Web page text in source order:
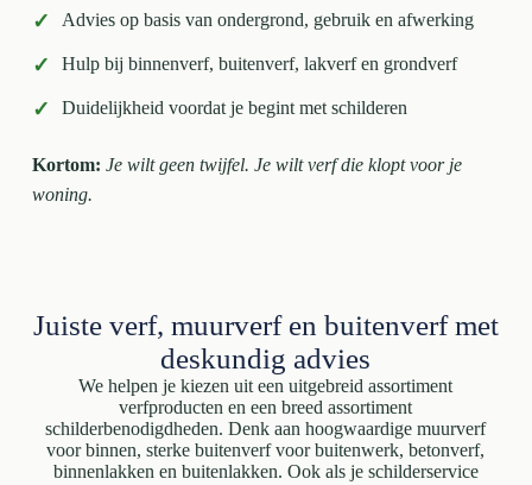
✓ Advies op basis van ondergrond, gebruik en afwerking
✓ Hulp bij binnenverf, buitenverf, lakverf en grondverf
✓ Duidelijkheid voordat je begint met schilderen
Kortom: Je wilt geen twijfel. Je wilt verf die klopt voor je
woning.
Juiste verf, muurverf en buitenverf met
deskundig advies
We helpen je kiezen uit een uitgebreid assortiment
verfproducten en een breed assortiment
schilderbenodigdheden. Denk aan hoogwaardige muurverf
voor binnen, sterke buitenverf voor buitenwerk, betonverf,
binnenlakken en buitenlakken. Ook als je schilderservice